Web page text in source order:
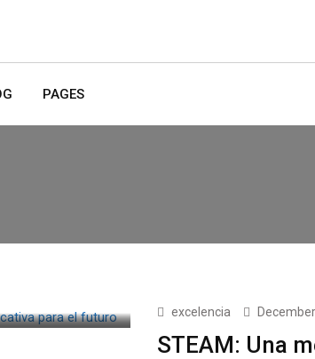
PAGES
excelencia
STEAM: Una